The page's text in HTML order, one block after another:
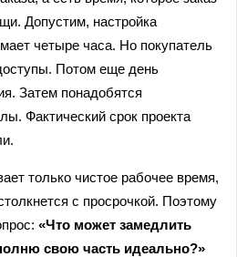
Допустим, настройка
четыре часа. Но покупатель
Потом еще день
Затем понадобятся
Фактический срок проекта
только чистое рабочее время,
с просрочкой. Поэтому
«Что может замедлить
свою часть идеально?»